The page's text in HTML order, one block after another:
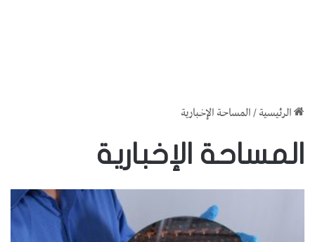
الرئيسية/المساحة الإخبارية
المساحة الإخبارية